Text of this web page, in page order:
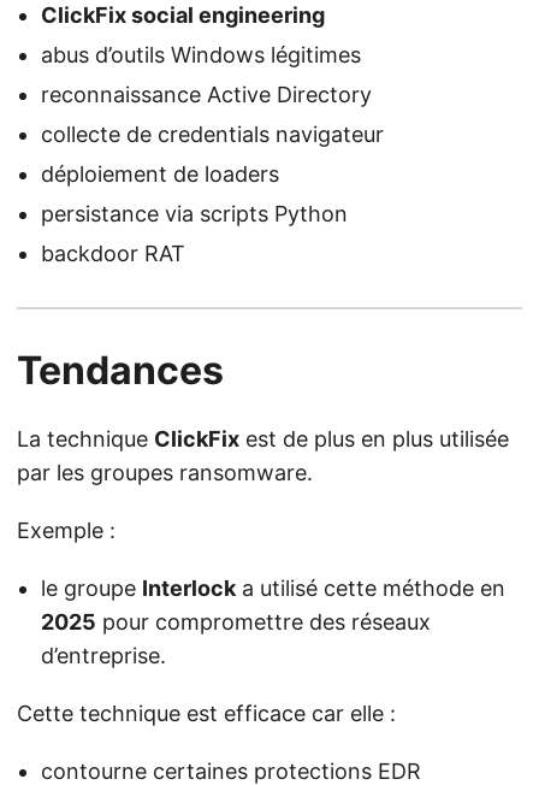
ClickFix social engineering
abus d’outils Windows légitimes
reconnaissance Active Directory
collecte de credentials navigateur
déploiement de loaders
persistance via scripts Python
backdoor RAT
Tendances
La technique ClickFix est de plus en plus utilisée
par les groupes ransomware.
Exemple :
le groupe Interlock a utilisé cette méthode en
2025 pour compromettre des réseaux
d’entreprise.
Cette technique est efficace car elle :
contourne certaines protections EDR